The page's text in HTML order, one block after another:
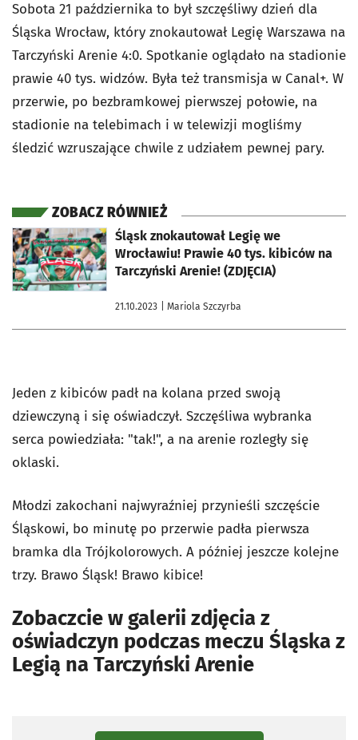
Sobota 21 października to był szczęśliwy dzień dla
Śląska Wrocław, który znokautował Legię Warszawa na
Tarczyński Arenie 4:0. Spotkanie oglądało na stadionie
prawie 40 tys. widzów. Była też transmisja w Canal+. W
przerwie, po bezbramkowej pierwszej połowie, na
stadionie na telebimach i w telewizji mogliśmy
śledzić wzruszające chwile z udziałem pewnej pary.
ZOBACZ RÓWNIEŻ
Śląsk znokautował Legię we
Wrocławiu! Prawie 40 tys. kibiców na
Tarczyński Arenie! (ZDJĘCIA)
21.10.2023 | Mariola Szczyrba
otworzy się w nowej karcie
Jeden z kibiców padł na kolana przed swoją
dziewczyną i się oświadczył. Szczęśliwa wybranka
serca powiedziała: "tak!", a na arenie rozległy się
oklaski.
Młodzi zakochani najwyraźniej przynieśli szczęście
Śląskowi, bo minutę po przerwie padła pierwsza
bramka dla Trójkolorowych. A później jeszcze kolejne
trzy. Brawo Śląsk! Brawo kibice!
Zobaczcie w galerii zdjęcia z
oświadczyn podczas meczu Śląska z
Legią na Tarczyński Arenie